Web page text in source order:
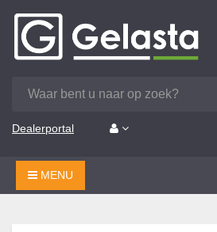
Dealerportal
MENU